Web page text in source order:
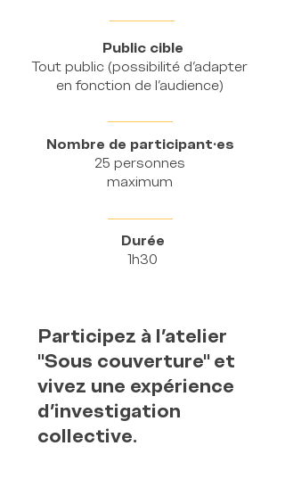
Public cible
Tout public (possibilité d'adapter
en fonction de l'audience)
Nombre de participant·es
25 personnes
maximum
Durée
1h30
Participez à l'atelier
"Sous couverture" et
vivez une expérience
d'investigation
collective.